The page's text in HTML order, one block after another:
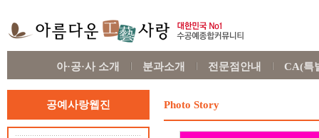
아·공·사 소개 분과소개 전문점안내 CA(특
공예사랑웹진 Photo Story